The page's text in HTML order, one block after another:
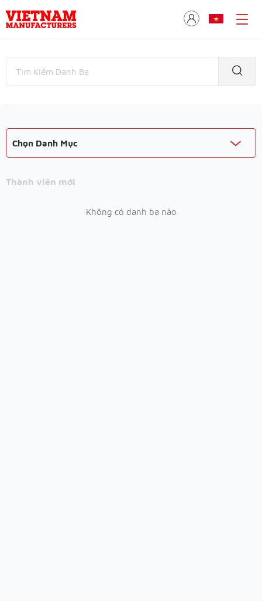
Chọn Danh Mục
Thành viên mới
Không có danh bạ nào